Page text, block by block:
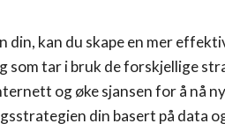
kan du skape en mer
tar i bruk de forskjellige
og øke sjansen for å nå
din basert på data